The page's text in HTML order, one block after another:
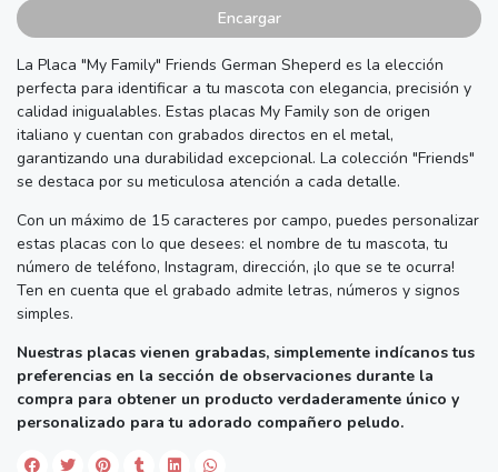
Encargar
La Placa "My Family" Friends German Sheperd es la elección
perfecta para identificar a tu mascota con elegancia, precisión y
calidad inigualables. Estas placas My Family son de origen
italiano y cuentan con grabados directos en el metal,
garantizando una durabilidad excepcional. La colección "Friends"
se destaca por su meticulosa atención a cada detalle.
Con un máximo de 15 caracteres por campo, puedes personalizar
estas placas con lo que desees: el nombre de tu mascota, tu
número de teléfono, Instagram, dirección, ¡lo que se te ocurra!
Ten en cuenta que el grabado admite letras, números y signos
simples.
Nuestras placas vienen grabadas, simplemente indícanos tus
preferencias en la sección de observaciones durante la
compra para obtener un producto verdaderamente único y
personalizado para tu adorado compañero peludo.